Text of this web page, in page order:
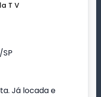
T V
Já locada e